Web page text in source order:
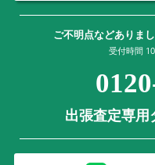
ご不明点などありま
受付時間
出張査定専用